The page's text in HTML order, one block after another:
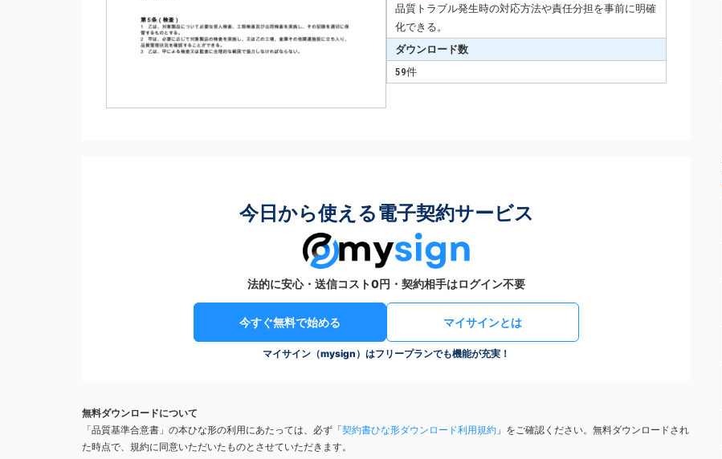
品質トラブル発生時の対応方法や責任分担を事前に明確
化できる。
ダウンロード数
59件
今日から使える電子契約サービス
法的に安心・送信コスト0円・契約相手はログイン不要
今すぐ無料で始める マイサインとは
マイサイン（mysign）はフリープランでも機能が充実！
無料ダウンロードについて
「品質基準合意書」の本ひな形の利用にあたっては、必ず「契約書ひな形ダウンロード利用規約 」をご確認ください。無料ダウンロードされ
た時点で、規約に同意いただいたものとさせていただきます。